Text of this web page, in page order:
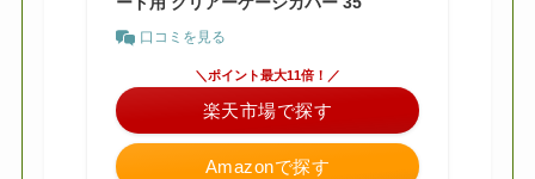
口コミを見る
Amazonで探す
＼ポイント最大11倍！／
楽天市場で探す